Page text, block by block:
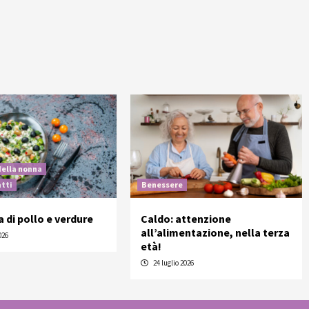
nonna
di pollo e verdure
Benessere
Caldo: attenzione
all’alimentazione, nella terza
età!
24 luglio 2026